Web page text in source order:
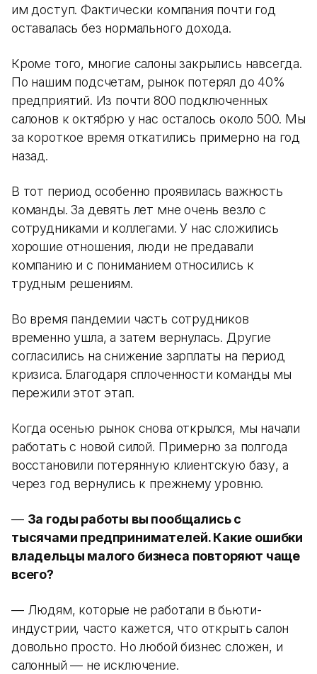
им доступ. Фактически компания почти год
оставалась без нормального дохода.
Кроме того, многие салоны закрылись навсегда.
По нашим подсчетам, рынок потерял до 40%
предприятий. Из почти 800 подключенных
салонов к октябрю у нас осталось около 500. Мы
за короткое время откатились примерно на год
назад.
В тот период особенно проявилась важность
команды. За девять лет мне очень везло с
сотрудниками и коллегами. У нас сложились
хорошие отношения, люди не предавали
компанию и с пониманием относились к
трудным решениям.
Во время пандемии часть сотрудников
временно ушла, а затем вернулась. Другие
согласились на снижение зарплаты на период
кризиса. Благодаря сплоченности команды мы
пережили этот этап.
Когда осенью рынок снова открылся, мы начали
работать с новой силой. Примерно за полгода
восстановили потерянную клиентскую базу, а
через год вернулись к прежнему уровню.
— За годы работы вы пообщались с
тысячами предпринимателей. Какие ошибки
владельцы малого бизнеса повторяют чаще
всего?
— Людям, которые не работали в бьюти-
индустрии, часто кажется, что открыть салон
довольно просто. Но любой бизнес сложен, и
салонный — не исключение.